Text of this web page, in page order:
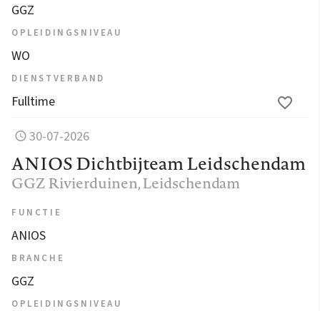
GGZ
OPLEIDINGSNIVEAU
WO
DIENSTVERBAND
Fulltime
30-07-2026
ANIOS Dichtbijteam Leidschendam
GGZ Rivierduinen, Leidschendam
FUNCTIE
ANIOS
BRANCHE
GGZ
OPLEIDINGSNIVEAU